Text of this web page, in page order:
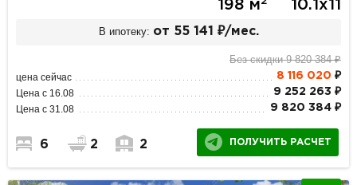
198 м 10.1х11
В ипотеку: от 55 141 ₽/мес.
Без скидки 9 820 384 ₽
цена сейчас 8 116 020 ₽
Цена с 16.08 9 252 263 ₽
Цена с 31.08 9 820 384 ₽
6 2 2 ПОЛУЧИТЬ РАСЧЕТ